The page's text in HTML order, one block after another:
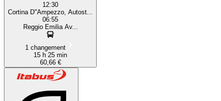
12:30
Cortina D"Ampezzo, Autost...
06:55
Reggio Emilia Av...
1 changement
15 h 25 min
60,66 €